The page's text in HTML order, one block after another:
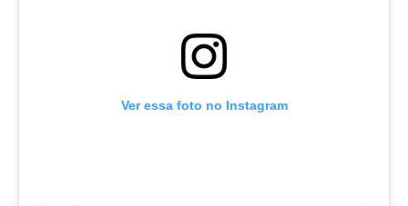
Ver essa foto no Instagram